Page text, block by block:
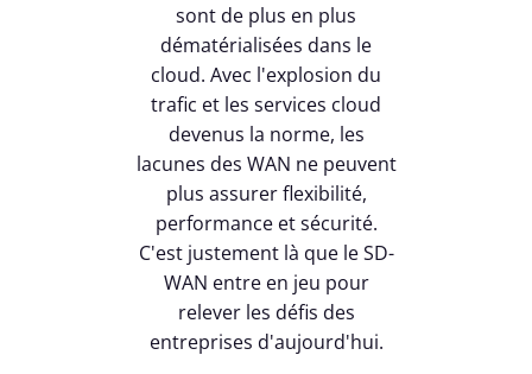
sont de plus en plus
dématérialisées dans le
cloud. Avec l'explosion du
trafic et les services cloud
devenus la norme, les
lacunes des WAN ne peuvent
plus assurer flexibilité,
performance et sécurité.
C'est justement là que le SD-
WAN entre en jeu pour
relever les défis des
entreprises d'aujourd'hui.